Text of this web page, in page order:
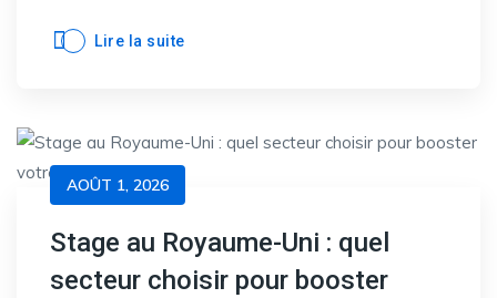
Lire la suite
AOÛT 1, 2026
Stage au Royaume-Uni : quel
secteur choisir pour booster